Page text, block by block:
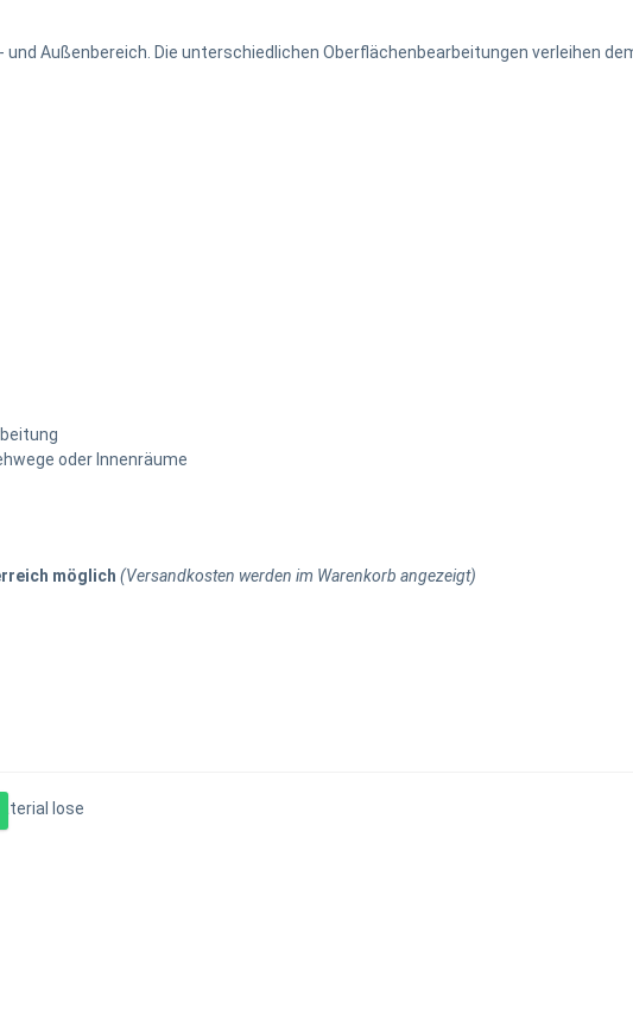
und Außenbereich. Die unterschiedlichen Oberflächenbearbeitungen verleihen
oder Innenräume
möglich (Versandkosten werden im Warenkorb angezeigt)